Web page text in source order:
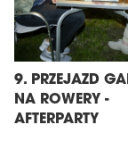
9. PRZEJAZD
NA ROWERY -
AFTERPARTY